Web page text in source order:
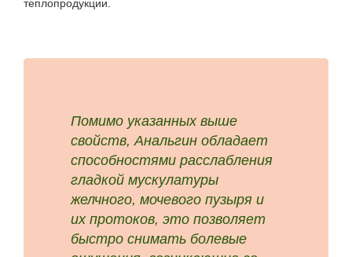
теплопродукции.
Помимо указанных выше
свойств, Анальгин обладает
способностями расслабления
гладкой мускулатуры
желчного, мочевого пузыря и
их протоков, это позволяет
быстро снимать болевые